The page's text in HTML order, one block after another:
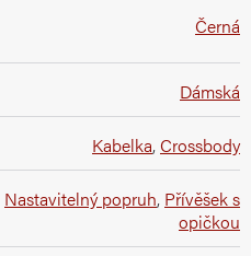
Černá
Dámská
Kabelka,Crossbody
Nastavitelný popruh, Přívěšek s
opičkou